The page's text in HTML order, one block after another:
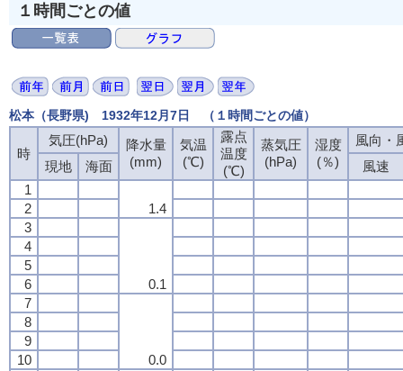
１時間ごとの値
松本（長野県) 1932年12月7日 （１時間ごとの値）
時
気圧(hPa)
降水量
(mm)
気温
(℃)
露点
温度
(℃)
蒸気圧
(hPa)
湿度
(％)
風向・
現地
海面
風速
1
1.4
2
3
0.1
4
5
6
7
0.0
8
9
10